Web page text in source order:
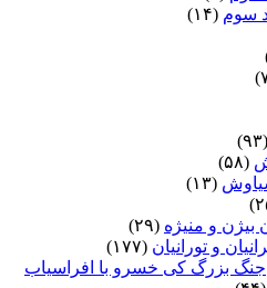
سوم (۱۴)
(۹۳)
(۵۸)
(۱۳)
بیژن و منیژه (۲۹)
و تورانیان (۱۷۷)
جنگ بزرگ کی خسرو با افراسیاب